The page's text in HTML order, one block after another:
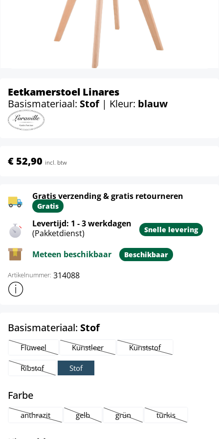
Eetkamerstoel Linares
Basismateriaal: Stof | Kleur: blauw
€ 52,90 incl. btw
Gratis verzending & gratis retourneren
Gratis
Levertijd: 1 - 3 werkdagen
(Pakketdienst)
Snelle levering
Meteen beschikbaar Beschikbaar
Artikelnummer: 314088
Toon meer productinformatie
Basismateriaal: Stofselect
Fluweel
(Deze optie is momenteel niet beschikbaar.)
Kunstleer
(Deze optie is momenteel niet beschikbaar.)
Kunststof
(Deze optie is
Ribstof
(Deze optie is momenteel niet beschikbaar.)
Stof
Farbeselect
anthrazit
(Deze optie is momenteel niet beschikbaar.)
gelb
(Deze optie is momenteel niet beschikbaar.)
grün
(Deze optie is momenteel niet
türkis
(Deze optie is